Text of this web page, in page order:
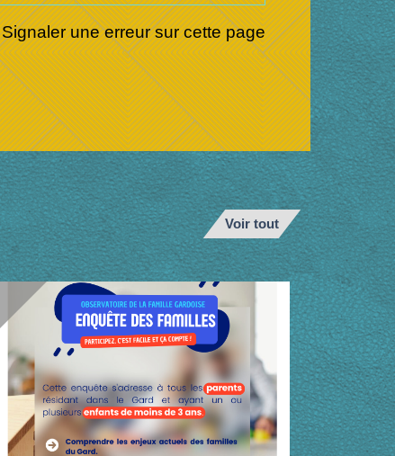
Signaler une erreur sur cette page
Voir tout